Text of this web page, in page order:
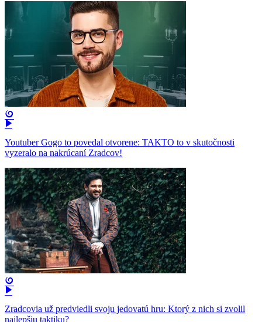
Youtuber Gogo to povedal otvorene: TAKTO to v skutočnosti
vyzeralo na nakrúcaní Zradcov!
Zradcovia už predviedli svoju jedovatú hru: Ktorý z nich si zvolil
najlepšiu taktiku?